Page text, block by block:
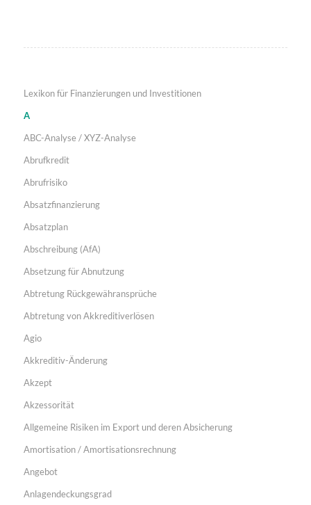
Lexikon für Finanzierungen und Investitionen
A
ABC-Analyse / XYZ-Analyse
Abrufkredit
Abrufrisiko
Absatzfinanzierung
Absatzplan
Abschreibung (AfA)
Absetzung für Abnutzung
Abtretung Rückgewähransprüche
Abtretung von Akkreditiverlösen
Agio
Akkreditiv-Änderung
Akzept
Akzessorität
Allgemeine Risiken im Export und deren Absicherung
Amortisation / Amortisationsrechnung
Angebot
Anlagendeckungsgrad